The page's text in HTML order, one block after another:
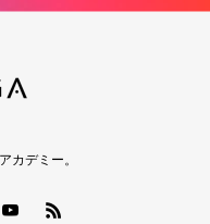
カデミー。